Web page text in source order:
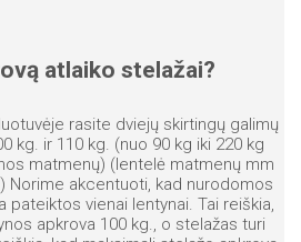
atlaiko stelažai?
rasite dviejų skirtingų galimų
kg. ir 110 kg. (nuo 90 kg iki 220 kg
matmenų) (lentelė matmenų mm
Norime akcentuoti, kad nurodomos
pateiktos vienai lentynai. Tai reiškia,
apkrova 100 kg., o stelažas turi